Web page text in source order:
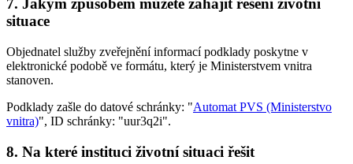
7. Jakým způsobem můžete zahájit řešení životní
situace
Objednatel služby zveřejnění informací podklady poskytne v
elektronické podobě ve formátu, který je Ministerstvem vnitra
stanoven.
Podklady zašle do datové schránky: "Automat PVS (Ministerstvo
vnitra)", ID schránky: "uur3q2i".
8. Na které instituci životní situaci řešit